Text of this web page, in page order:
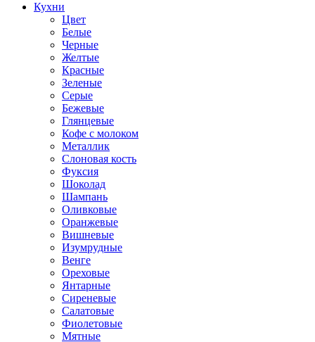
Кухни
Цвет
Белые
Черные
Желтые
Красные
Зеленые
Серые
Бежевые
Глянцевые
Кофе с молоком
Металлик
Слоновая кость
Фуксия
Шоколад
Шампань
Оливковые
Оранжевые
Вишневые
Изумрудные
Венге
Ореховые
Янтарные
Сиреневые
Салатовые
Фиолетовые
Мятные